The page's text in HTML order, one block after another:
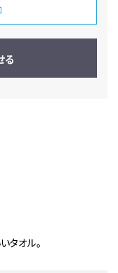
る
タオル。